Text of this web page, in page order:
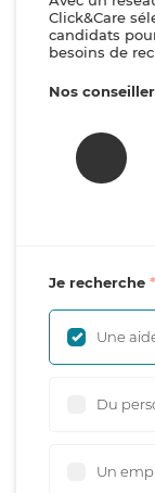
Click&Care
candidats
besoins de
Nos
Je recherche
Une
Du
Un